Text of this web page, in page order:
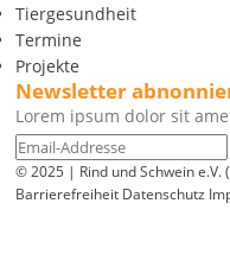
Tiergesundheit
Termine
Projekte
Newsletter
Lorem ipsum dolor sit
© 2025 | Rind und Schwein e.V.
Barrierefreiheit Datenschutz